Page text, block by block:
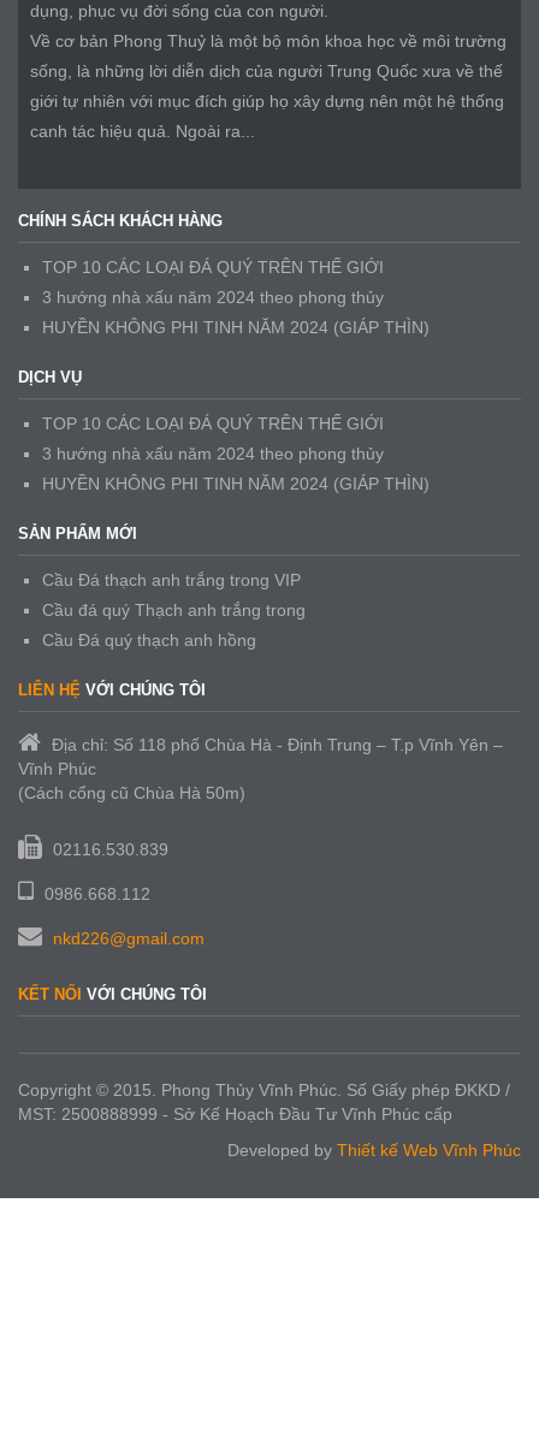
dụng, phục vụ đời sống của con người.
Về cơ bản Phong Thuỷ là một bộ môn khoa học về môi trường
sống, là những lời diễn dịch của người Trung Quốc xưa về thế
giới tự nhiên với mục đích giúp họ xây dựng nên một hệ thống
canh tác hiệu quả. Ngoài ra...
CHÍNH SÁCH KHÁCH HÀNG
TOP 10 CÁC LOẠI ĐÁ QUÝ TRÊN THẾ GIỚI
3 hướng nhà xấu năm 2024 theo phong thủy
HUYỀN KHÔNG PHI TINH NĂM 2024 (GIÁP THÌN)
DỊCH VỤ
TOP 10 CÁC LOẠI ĐÁ QUÝ TRÊN THẾ GIỚI
3 hướng nhà xấu năm 2024 theo phong thủy
HUYỀN KHÔNG PHI TINH NĂM 2024 (GIÁP THÌN)
SẢN PHẨM MỚI
Cầu Đá thạch anh trắng trong VIP
Cầu đá quý Thạch anh trắng trong
Cầu Đá quý thạch anh hồng
LIÊN HỆ VỚI CHÚNG TÔI
Địa chỉ: Số 118 phố Chùa Hà - Định Trung – T.p Vĩnh Yên –
Vĩnh Phúc
(Cách cổng cũ Chùa Hà 50m)
02116.530.839
0986.668.112
nkd226@gmail.com
KẾT NỐI VỚI CHÚNG TÔI
Copyright © 2015. Phong Thủy Vĩnh Phúc. Số Giấy phép ĐKKD /
MST: 2500888999 - Sở Kế Hoạch Đầu Tư Vĩnh Phúc cấp
Developed by Thiết kế Web Vĩnh Phúc